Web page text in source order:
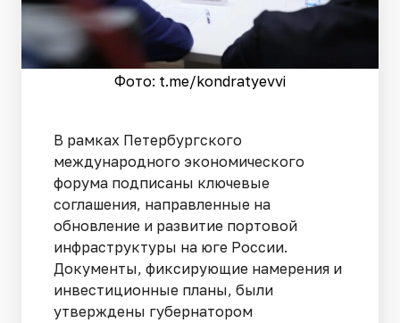
Фото: t.me/kondratyevvi
В рамках Петербургского
международного экономического
форума подписаны ключевые
соглашения, направленные на
обновление и развитие портовой
инфраструктуры на юге России.
Документы, фиксирующие намерения и
инвестиционные планы, были
утверждены губернатором